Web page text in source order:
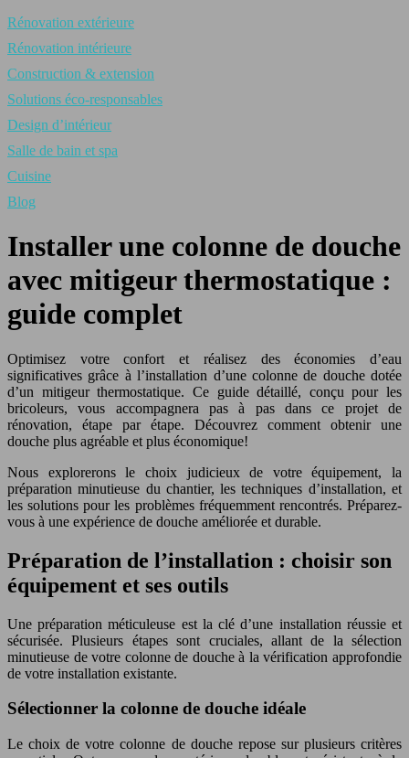
Rénovation extérieure
Rénovation intérieure
Construction & extension
Solutions éco-responsables
Design d’intérieur
Salle de bain et spa
Cuisine
Blog
Installer une colonne de douche
avec mitigeur thermostatique :
guide complet
Optimisez votre confort et réalisez des économies d’eau
significatives grâce à l’installation d’une colonne de douche dotée
d’un mitigeur thermostatique. Ce guide détaillé, conçu pour les
bricoleurs, vous accompagnera pas à pas dans ce projet de
rénovation, étape par étape. Découvrez comment obtenir une
douche plus agréable et plus économique!
Nous explorerons le choix judicieux de votre équipement, la
préparation minutieuse du chantier, les techniques d’installation, et
les solutions pour les problèmes fréquemment rencontrés. Préparez-
vous à une expérience de douche améliorée et durable.
Préparation de l’installation : choisir son
équipement et ses outils
Une préparation méticuleuse est la clé d’une installation réussie et
sécurisée. Plusieurs étapes sont cruciales, allant de la sélection
minutieuse de votre colonne de douche à la vérification approfondie
de votre installation existante.
Sélectionner la colonne de douche idéale
Le choix de votre colonne de douche repose sur plusieurs critères